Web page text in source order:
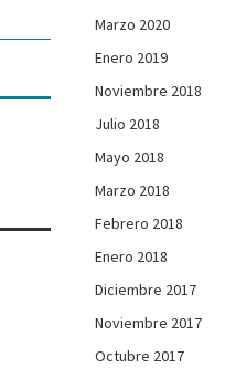
Marzo 2020
Enero 2019
Noviembre 2018
Julio 2018
Mayo 2018
Marzo 2018
Febrero 2018
Enero 2018
Diciembre 2017
Noviembre 2017
Octubre 2017